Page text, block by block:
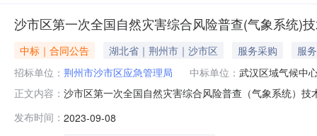
沙市区第一次全国自然灾害综合风险普查(气象系统)
中标｜合同公告 湖北省｜荆州市｜沙市区 服务采购
服务
招标单位： 荆州市沙市区应急管理局 中标单位： 武汉区域气候中
正文内容： 沙市区第一次全国自然灾害综合风险普查（气象系统）
发布时间： 2023-09-08